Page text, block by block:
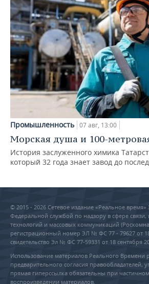
Промышленность 07 авг, 13:00
Морская душа и 100-
История заслуженного химика
который 32 года знает завод до
© 2015 - 2026 Сетевое издание «Реальное время»
Федеральной службой по надзору в сфере
технологий и массовых коммуникаций
регистрационный номер ЭЛ № ФС 77 - 79627 от
свидетельство Эл № ФС 77-59331 от 18 сентября
Использование материалов Реального Времени
предварительного согласия правообладателей,
прямая гиперссылка обязательны при
воспроизведении материалов.